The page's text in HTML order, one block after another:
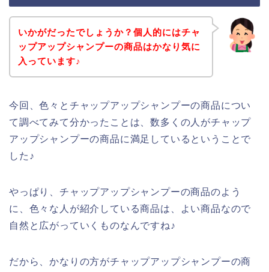
いかがだったでしょうか？個人的にはチャ
ップアップシャンプーの商品はかなり気に
入っています♪
今回、色々とチャップアップシャンプーの商品につい
て調べてみて分かったことは、数多くの人がチャップ
アップシャンプーの商品に満足しているということで
した♪
やっぱり、チャップアップシャンプーの商品のよう
に、色々な人が紹介している商品は、よい商品なので
自然と広がっていくものなんですね♪
だから、かなりの方がチャップアップシャンプーの商